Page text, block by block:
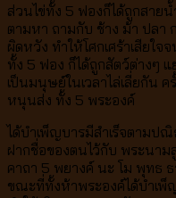
ส่วนไข่ทั้ง 5 ฟองก็ได้ถูกสาย
ตามหา ถามกับ ช้าง ม้า ปลา
ผิดหวัง ทำให้โศกเศร้าเสียใ
ทั้ง 5 ฟอง ก็ได้ถูกสัตว์ต่างๆ
เป็นมนุษย์ในเวลาไล่เลี่ยกัน ค
หนุนส่ง ทั้ง 5 พระองค์
ได้บำเพ็ญบารมีสำเร็จตามป
ฝากชื่อของตนไว้กับ พระนา
คาถา 5 พยางค์ นะ โม พุทธ
ขณะที่ทั้งห้าพระองค์ได้บำเพ็